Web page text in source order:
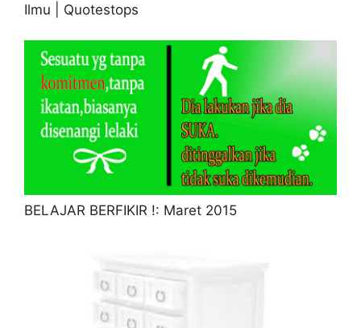
Ilmu | Quotestops
BELAJAR BERFIKIR !: Maret 2015